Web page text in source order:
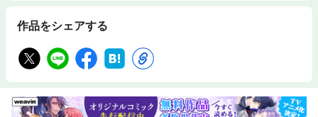
作品をシェアする